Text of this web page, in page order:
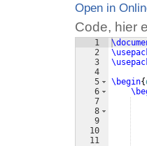
Open in
Code, hier
1
2
3
4
5
6
7
8
9
10
11
\begin{